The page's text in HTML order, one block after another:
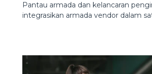
Pantau armada dan kelancaran
integrasikan armada vendor dalam